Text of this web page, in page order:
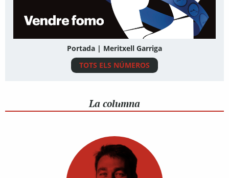
Portada | Meritxell Garriga
TOTS ELS NÚMEROS
La columna